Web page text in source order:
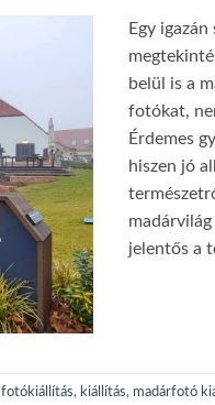
Egy
belül is a
fotókat,
Érdemes
hiszen jó
jelentős a
fotókiállítás, kiállítás, madárfotó